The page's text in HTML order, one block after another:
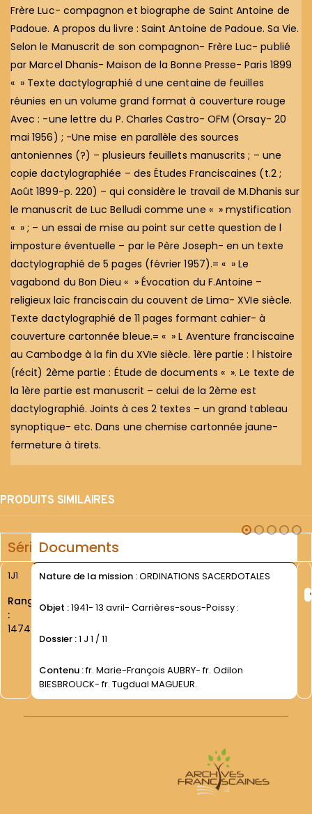
Frère Luc- compagnon et biographe de Saint Antoine de
Padoue. A propos du livre : Saint Antoine de Padoue. Sa Vie.
Selon le Manuscrit de son compagnon- Frère Luc- publié
par Marcel Dhanis- Maison de la Bonne Presse- Paris 1899
« » Texte dactylographié d une centaine de feuilles
réunies en un volume grand format à couverture rouge
Avec : -une lettre du P. Charles Castro- OFM (Orsay- 20
mai 1956) ; -Une mise en parallèle des sources
antoniennes (?) – plusieurs feuillets manuscrits ; – une
copie dactylographiée – des Études Franciscaines (t.2 ;
Août 1899-p. 220) – qui considère le travail de M.Dhanis sur
le manuscrit de Luc Belludi comme une « » mystification
« » ; – un essai de mise au point sur cette question de l
imposture éventuelle – par le Père Joseph- en un texte
dactylographié de 5 pages (février 1957).= « » Le
vagabond du Bon Dieu « » Évocation du F.Antoine –
religieux laïc franciscain du couvent de Lima- XVIe siècle.
Texte dactylographié de 11 pages formant cahier- à
couverture cartonnée bleue.= « » L Aventure franciscaine
au Cambodge à la fin du XVIe siècle. 1ère partie : l histoire
(récit) 2ème partie : Étude de documents « ». Le texte de
la 1ère partie est manuscrit – celui de la 2ème est
dactylographié. Joints à ces 2 textes – un grand tableau
synoptique- etc. Dans une chemise cartonnée jaune-
fermeture à tirets.
PRODUITS SIMILAIRES
SérieDocuments
1J1
Rang
:
1474
Nature de la mission :ORDINATIONS SACERDOTALES
Objet :1941- 13 avril- Carrières-sous-Poissy :
Dossier :1 J 1 / 11
Contenu :fr. Marie-François AUBRY- fr. Odilon
BIESBROUCK- fr. Tugdual MAGUEUR.